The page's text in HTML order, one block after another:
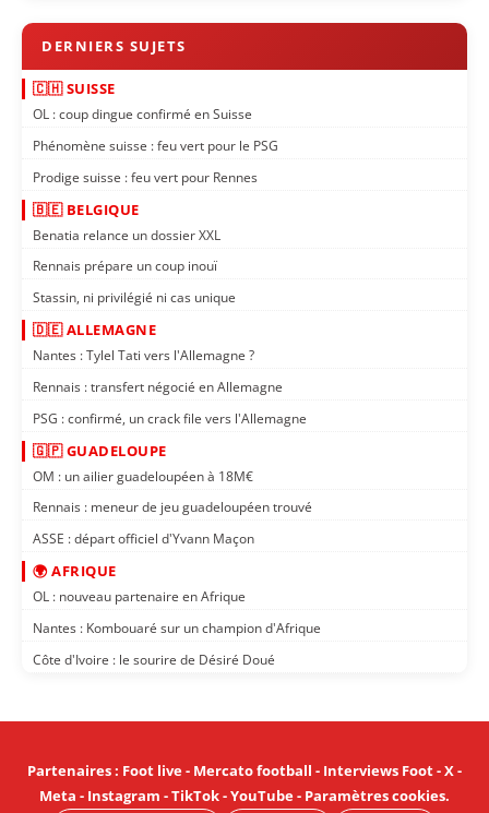
🇨🇭 SUISSE
OL : coup dingue confirmé en Suisse
Phénomène suisse : feu vert pour le PSG
Prodige suisse : feu vert pour Rennes
🇧🇪 BELGIQUE
Benatia relance un dossier XXL
Rennais prépare un coup inouï
Stassin, ni privilégié ni cas unique
🇩🇪 ALLEMAGNE
Nantes : Tylel Tati vers l'Allemagne ?
Rennais : transfert négocié en Allemagne
PSG : confirmé, un crack file vers l'Allemagne
🇬🇵 GUADELOUPE
OM : un ailier guadeloupéen à 18M€
Rennais : meneur de jeu guadeloupéen trouvé
ASSE : départ officiel d'Yvann Maçon
🌍 AFRIQUE
OL : nouveau partenaire en Afrique
Nantes : Kombouaré sur un champion d'Afrique
Côte d'Ivoire : le sourire de Désiré Doué
Partenaires: Foot live- Mercato football - Interviews Foot-X-
Meta - Instagram -TikTok-YouTube- Paramètres cookies.